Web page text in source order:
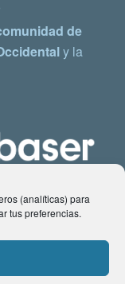
(analíticas) para
tus preferencias.
de
y la